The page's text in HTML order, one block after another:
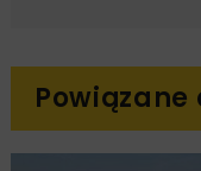
Powiązane